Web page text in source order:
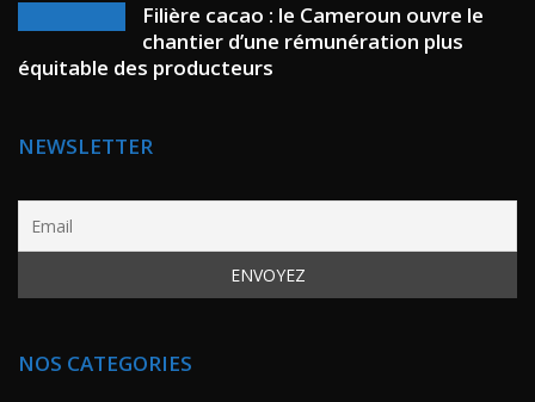
Filière cacao : le Cameroun ouvre le
chantier d’une rémunération plus
équitable des producteurs
NEWSLETTER
NOS CATEGORIES